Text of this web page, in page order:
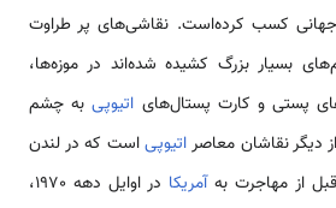
جهانی کسب کرده‌است. نقاشی‌های پر طراوت
بسیار بزرگ کشیده شده‌اند در موزه‌ها،
پستی و کارت پستال‌های اتیوپیبه چشم
دیگر نقاشان معاصراتیوپیاست که در لندن
از مهاجرت بهآمریکا
در اوایل دهه 1970،